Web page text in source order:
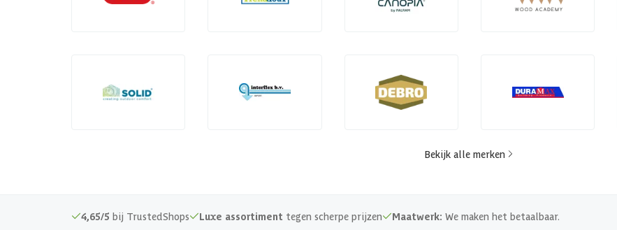
Bekijk alle merken
4,65/5 bij TrustedShops Luxe assortiment tegen scherpe prijzen Maatwerk: We maken het betaalbaar.